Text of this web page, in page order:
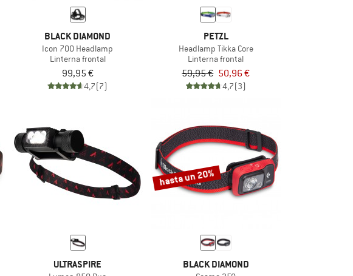
BLACK DIAMOND
Icon 700 Headlamp
Linterna frontal
99,95 €
4,7(7)
PETZL
Headlamp Tikka Core
Linterna frontal
59,95 € 50,96 €
4,7(3)
ULTRASPIRE
hasta un 20%
BLACK DIAMOND